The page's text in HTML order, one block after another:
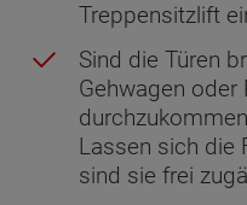
Treppensitzlift
Sind die Türen
Gehwagen
Lassen sich die
sind sie frei